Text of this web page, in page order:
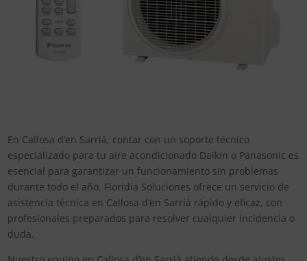
En Callosa d’en Sarrià, contar con un soporte técnico
especializado para tu aire acondicionado Daikin o Panasonic es
esencial para garantizar un funcionamiento sin problemas
durante todo el año. Floridia Soluciones ofrece un servicio de
asistencia técnica en Callosa d’en Sarrià rápido y eficaz, con
profesionales preparados para resolver cualquier incidencia o
duda.